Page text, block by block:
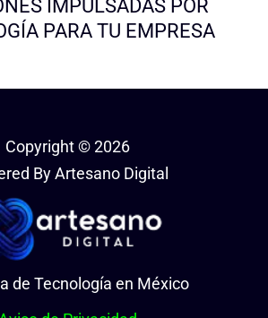
IMPULSADAS POR
PARA TU EMPRESA
Copyright © 2026
By Artesano Digital
de Tecnología en México